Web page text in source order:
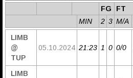
FG
FT
MIN
2 3 M/A
LIMB
@
TUP
05.10.2024 21:23 1 0 0/0
LIMB